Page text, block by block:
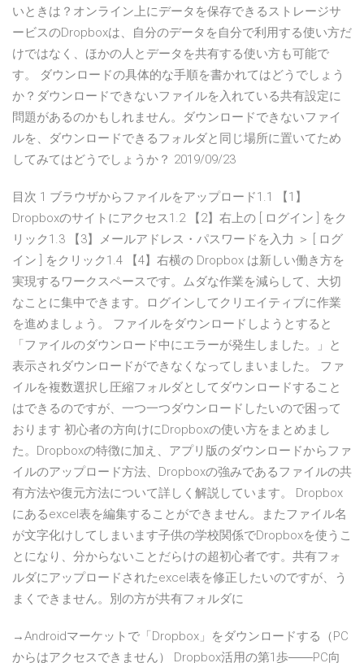
いときは？オンライン上にデータを保存できるストレージサ
ービスのDropboxは、自分のデータを自分で利用する使い方だ
けではなく、ほかの人とデータを共有する使い方も可能で
す。 ダウンロードの具体的な手順を書かれてはどうでしょう
か？ダウンロードできないファイルを入れている共有設定に
問題があるのかもしれません。ダウンロードできないファイ
ルを、ダウンロードできるフォルダと同じ場所に置いてため
してみてはどうでしょうか？ 2019/09/23
目次 1 ブラウザからファイルをアップロード1.1 【1】
Dropboxのサイトにアクセス1.2 【2】右上の [ ログイン ] をク
リック1.3 【3】メールアドレス・パスワードを入力 ＞ [ ログ
イン ] をクリック1.4 【4】右横の Dropbox は新しい働き方を
実現するワークスペースです。ムダな作業を減らして、大切
なことに集中できます。ログインしてクリエイティブに作業
を進めましょう。 ファイルをダウンロードしようとすると
「ファイルのダウンロード中にエラーが発生しました。」と
表示されダウンロードができなくなってしまいました。 ファ
イルを複数選択し圧縮フォルダとしてダウンロードすること
はできるのですが、一つ一つダウンロードしたいので困って
おります 初心者の方向けにDropboxの使い方をまとめまし
た。Dropboxの特徴に加え、アプリ版のダウンロードからファ
イルのアップロード方法、Dropboxの強みであるファイルの共
有方法や復元方法について詳しく解説しています。 Dropbox
にあるexcel表を編集することができません。またファイル名
が文字化けしてしまいます子供の学校関係でDropboxを使うこ
とになり、分からないことだらけの超初心者です。共有フォ
ルダにアップロードされたexcel表を修正したいのですが、う
まくできません。別の方が共有フォルダに
→Androidマーケットで「Dropbox」をダウンロードする（PC
からはアクセスできません） Dropbox活用の第1歩――PC向